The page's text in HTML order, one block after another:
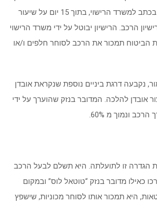
את הנזק חייב לדווח בכתב למשרד הרישוי, בתוך 15 יום על שיעור
הרכב. הרישיון יבוטל על ידי משרד הרישוי
הביטוח תמכור את הרכב לסוחר חלפים ו/או
נקבעה דרגת ביניים נוספת שנקראת אובדן
אובדן להלכה. המדובר בנזק שהוערך על ידי
הגדרה זו לתועלתה. היא תשלם לבעל הרכב
כאילו מדובר בנזק “טוטאל לוס” ובמקום
היא תמכור אותו לסוחר מכוניות, שישפץ